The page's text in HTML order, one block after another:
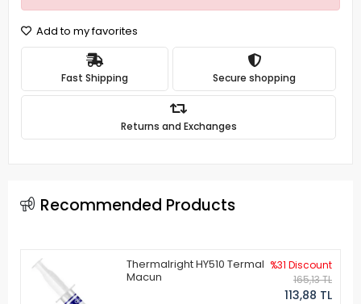
Add to my favorites
Fast Shipping Secure shopping
Returns and Exchanges
Recommended Products
Thermalright HY510 Termal
Macun
%31 Discount
165,13 TL
113,88 TL